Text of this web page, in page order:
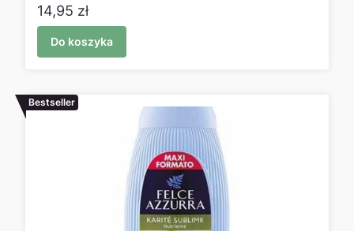
Cena
14,95 zł
Do koszyka
Bestseller